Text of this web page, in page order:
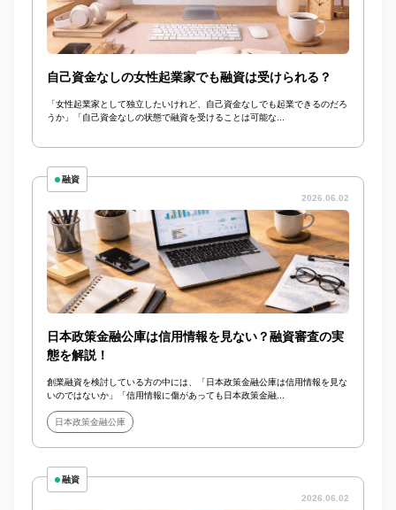
自己資金なしの女性起業家でも融資は受けられる？
「女性起業家として独立したいけれど、自己資金なしでも起業できるのだろ
うか」「自己資金なしの状態で融資を受けることは可能な...
融資
2026.06.02
日本政策金融公庫は信用情報を見ない？融資審査の実
態を解説！
創業融資を検討している方の中には、「日本政策金融公庫は信用情報を見な
いのではないか」「信用情報に傷があっても日本政策金融...
日本政策金融公庫
融資
2026.06.02